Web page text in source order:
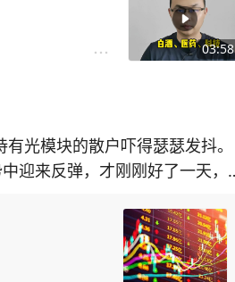
03:58
光模块的散户吓得瑟瑟发抖。
迎来反弹，才刚刚好了一天，
光模块出现大涨。按照以往A股